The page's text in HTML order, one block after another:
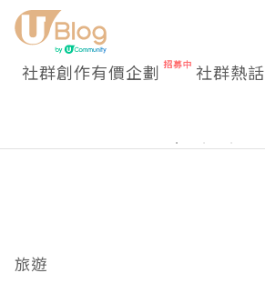
社群創作有價企劃 社群熱話
旅遊